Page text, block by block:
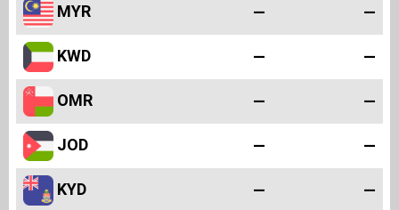
MYR — —
KWD — —
OMR — —
JOD — —
KYD — —